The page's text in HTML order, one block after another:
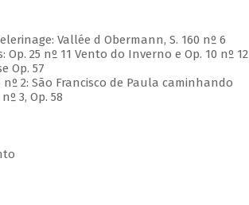
Vallée d Obermann, S. 160 nº 6
Op. 25 nº 11 Vento do Inverno e Op. 10 nº 12
Op. 57
nº 2: São Francisco de Paula caminhando
3, Op. 58